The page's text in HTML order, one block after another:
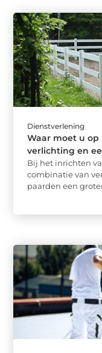
Dienstverlening
Waar moet u
verlichting en
Bij het inrichten
combinatie van
paarden een